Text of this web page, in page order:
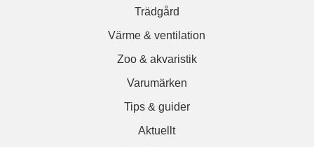
Trädgård
Värme & ventilation
Zoo & akvaristik
Varumärken
Tips & guider
Aktuellt